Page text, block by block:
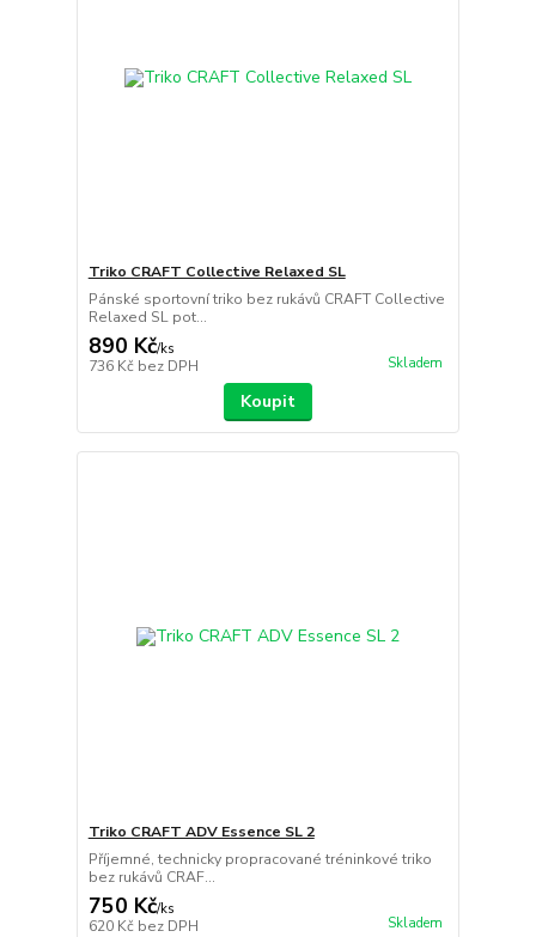
Triko CRAFT Collective Relaxed SL
Pánské sportovní triko bez rukávů CRAFT Collective
Relaxed SL pot...
890 Kč/ks
736 Kč bez DPH Skladem
Koupit
Triko CRAFT ADV Essence SL 2
Příjemné, technicky propracované tréninkové triko
bez rukávů CRAF...
750 Kč/ks
620 Kč bez DPH Skladem